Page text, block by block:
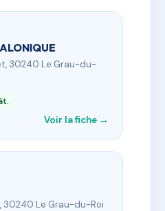
30240 Le Grau-du-
Voir la fiche →
30240 Le Grau-du-Roi